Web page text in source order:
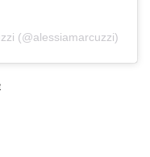
(@alessiamarcuzzi)